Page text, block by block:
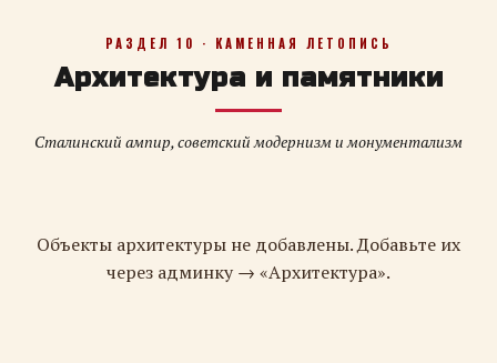
РАЗДЕЛ 10 · КАМЕННАЯ ЛЕТОПИСЬ
Архитектура и памятники
Сталинский ампир, советский модернизм и монументализм
Объекты архитектуры не добавлены. Добавьте их
через админку → «Архитектура».